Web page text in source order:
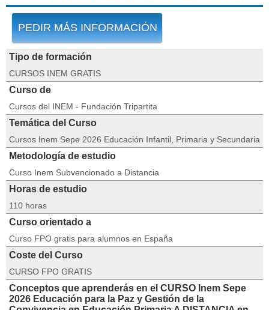
PEDIR MÁS INFORMACIÓN
Tipo de formación
CURSOS INEM GRATIS
Curso de
Cursos del INEM - Fundación Tripartita
Temática del Curso
Cursos Inem Sepe 2026 Educación Infantil, Primaria y Secundaria
Metodología de estudio
Curso Inem Subvencionado a Distancia
Horas de estudio
110 horas
Curso orientado a
Curso FPO gratis para alumnos en España
Coste del Curso
CURSO FPO GRATIS
Conceptos que aprenderás en el CURSO Inem Sepe
2026 Educación para la Paz y Gestión de la